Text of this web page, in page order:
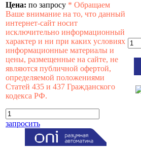
Цена: по запросу * Обращаем
Ваше внимание на то, что данный
интернет-сайт носит
исключительно информационный
характер и ни при каких условиях
информационные материалы и
цены, размещенные на сайте, не
являются публичной офертой,
определяемой положениями
Статей 435 и 437 Гражданского
кодекса РФ.
запросить